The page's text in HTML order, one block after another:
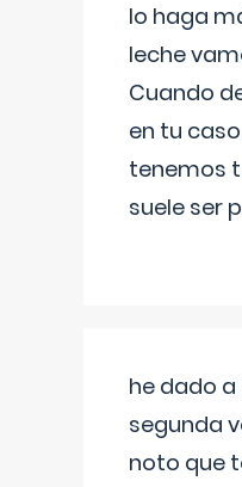
lo haga
leche
Cuando
en tu
tenemos
suele ser
he dado a
segunda
noto que